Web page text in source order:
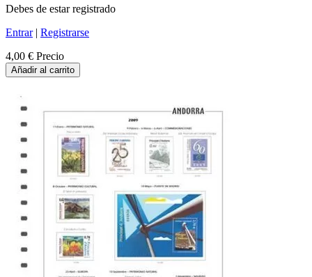
Debes de estar registrado
Entrar| Registrarse
4,00 € Precio
Añadir al carrito